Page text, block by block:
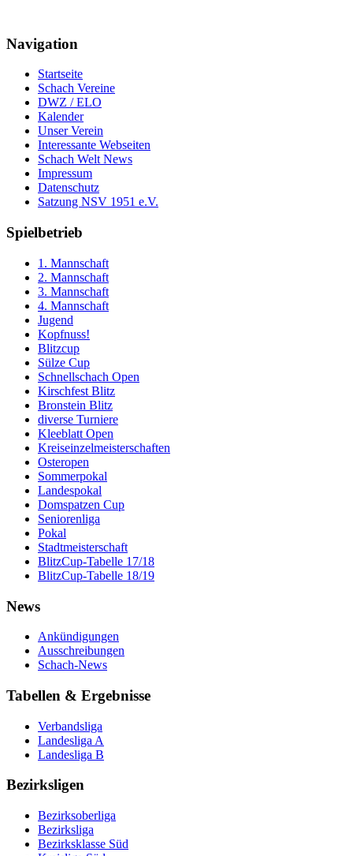
Navigation
Startseite
Schach Vereine
DWZ / ELO
Kalender
Unser Verein
Interessante Webseiten
Schach Welt News
Impressum
Datenschutz
Satzung NSV 1951 e.V.
Spielbetrieb
1. Mannschaft
2. Mannschaft
3. Mannschaft
4. Mannschaft
Jugend
Kopfnuss!
Blitzcup
Sülze Cup
Schnellschach Open
Kirschfest Blitz
Bronstein Blitz
diverse Turniere
Kleeblatt Open
Kreiseinzelmeisterschaften
Osteropen
Sommerpokal
Landespokal
Domspatzen Cup
Seniorenliga
Pokal
Stadtmeisterschaft
BlitzCup-Tabelle 17/18
BlitzCup-Tabelle 18/19
News
Ankündigungen
Ausschreibungen
Schach-News
Tabellen & Ergebnisse
Verbandsliga
Landesliga A
Landesliga B
Bezirksligen
Bezirksoberliga
Bezirksliga
Bezirksklasse Süd